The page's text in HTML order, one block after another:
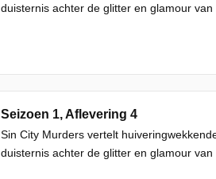
duisternis achter de glitter en glamour
Seizoen 1, Aflevering 4
Sin City Murders vertelt
duisternis achter de glitter en glamour